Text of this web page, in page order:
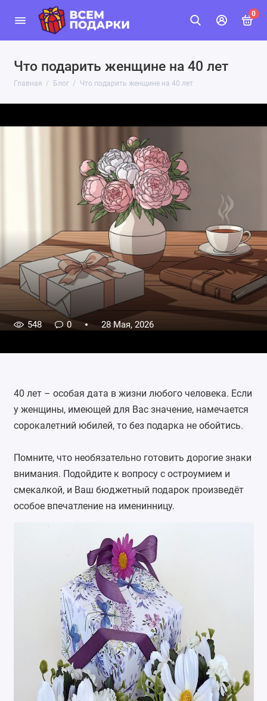
0
Что подарить женщине на 40 лет
Главная Блог Что подарить женщине на 40 лет
548 0 28 Мая, 2026
40 лет – особая дата в жизни любого человека. Если
у женщины, имеющей для Вас значение, намечается
сорокалетний юбилей, то без подарка не обойтись.
Помните, что необязательно готовить дорогие знаки
внимания. Подойдите к вопросу с остроумием и
смекалкой, и Ваш бюджетный подарок произведёт
особое впечатление на именинницу.